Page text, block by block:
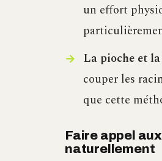
un effort
La pioche et
couper les
que cette
Faire appel
naturellement